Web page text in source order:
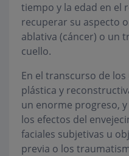
tiempo y la edad en el
recuperar su aspecto
ablativa (cáncer) o un
cuello.
En el transcurso de
plástica y
un enorme progreso,
los efectos del
faciales subjetivas u
previa o los